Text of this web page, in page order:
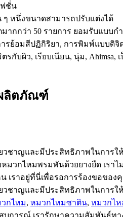
ชั่น
ๆ หนึ่งขนาดสามารถปรับแต่งได้
ากกว่า 50 รายการ ยอมรับแบบก
รย้อมสีปฏิกิริยา, การพิมพ์แบบดิ
ตรกับผิว, เรียบเนียน, นุ่ม,
ผลิตภัณฑ์
ยวชาญและมีประสิทธิภาพในการ
หมวกไหมพรมพันด้วยยางยืด เรา
เราอยู่ที่นี่เพื่อรอการร้องขอขอ
ยวชาญและมีประสิทธิภาพในการ
กไหม, หมวกไหมซาติน, หมวกไ
บการณ์ เรารักษาความสัมพันธ์ทา